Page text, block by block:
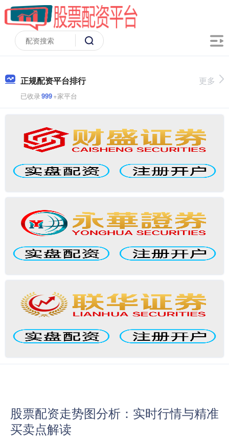
正规配资平台排行
已收录999+家平台
更多
股票配资走势图分析：实时行情与精准
买卖点解读